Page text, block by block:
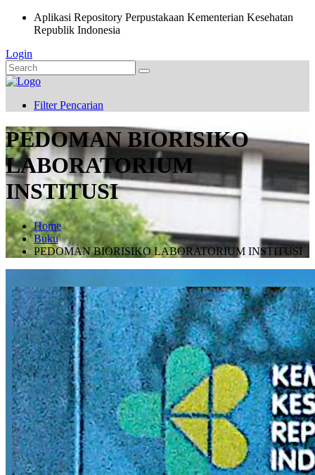
Aplikasi Repository Perpustakaan Kementerian Kesehatan
Republik Indonesia
Login
Filter Pencarian
PEDOMAN BIORISIKO
LABORATORIUM
INSTITUSI
Home
Buku
PEDOMAN BIORISIKO LABORATORIUM INSTITUSI